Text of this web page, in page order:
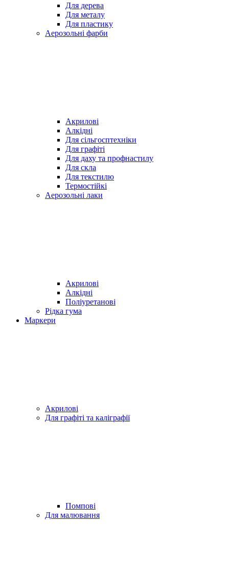
Для дерева
Для металу
Для пластику
Аерозольні фарби
Акрилові
Алкідні
Для cільгосптехніки
Для графіті
Для даху та профнастилу
Для скла
Для текстилю
Термостійкі
Аерозольні лаки
Акрилові
Алкідні
Поліуретанові
Рідка гума
Маркери
Акрилові
Для графіті та каліграфії
Помпові
Для малювання